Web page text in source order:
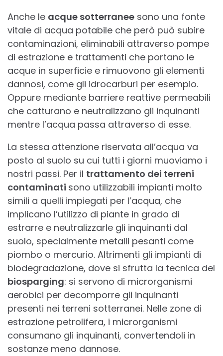
Anche le acque sotterranee sono una fonte
vitale di acqua potabile che però può subire
contaminazioni, eliminabili attraverso pompe
di estrazione e trattamenti che portano le
acque in superficie e rimuovono gli elementi
dannosi, come gli idrocarburi per esempio.
Oppure mediante barriere reattive permeabili
che catturano e neutralizzano gli inquinanti
mentre l’acqua passa attraverso di esse.
La stessa attenzione riservata all’acqua va
posto al suolo su cui tutti i giorni muoviamo i
nostri passi. Per il trattamento dei terreni
contaminati sono utilizzabili impianti molto
simili a quelli impiegati per l’acqua, che
implicano l’utilizzo di piante in grado di
estrarre e neutralizzarle gli inquinanti dal
suolo, specialmente metalli pesanti come
piombo o mercurio. Altrimenti gli impianti di
biodegradazione, dove si sfrutta la tecnica del
biosparging: si servono di microrganismi
aerobici per decomporre gli inquinanti
presenti nei terreni sotterranei. Nelle zone di
estrazione petrolifera, i microrganismi
consumano gli inquinanti, convertendoli in
sostanze meno dannose.